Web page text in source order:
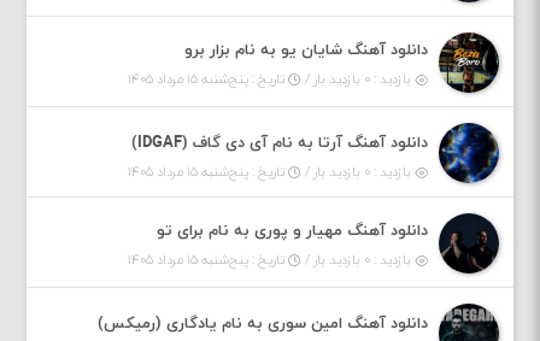
دانلود آهنگ شایان یو به نام بزار برو
بازدید : ۰ بازدید بار / تاریخ : پنج‌شنبه ۱۵ مرداد ۱۴۰۵
دانلود آهنگ آرتا به نام آی دی گاف (IDGAF)
بازدید : ۰ بازدید بار / تاریخ : پنج‌شنبه ۱۵ مرداد ۱۴۰۵
دانلود آهنگ مهیار و پوری به نام برای تو
بازدید : ۰ بازدید بار / تاریخ : پنج‌شنبه ۱۵ مرداد ۱۴۰۵
دانلود آهنگ امین سوری به نام یادگاری (رمیکس)